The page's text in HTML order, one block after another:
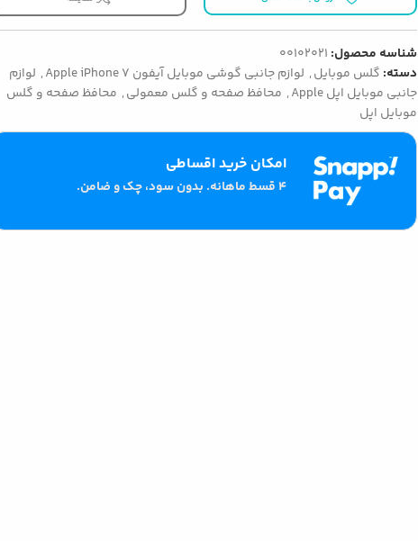
شناسه محصول: 00102021
دسته: گلس موبایل, لوازم جانبی گوشی موبایل آیفون Apple iPhone 7 , لوازم
جانبی موبایل اپل Apple
, محافظ صفحه و گلس معمولی, محافظ صفحه و گلس
موبایل اپل
امکان خرید اقساطی
۴ قسط ماهانه. بدون سود، چک و ضامن.